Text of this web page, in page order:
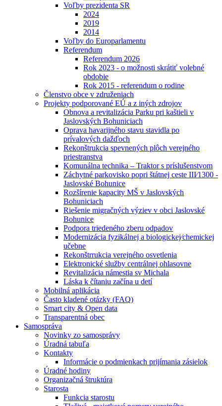
Voľby prezidenta SR
2024
2019
2014
Voľby do Europarlamentu
Referendum
Referendum 2026
Rok 2023 - o možnosti skrátiť volebné
obdobie
Rok 2015 - referendum o rodine
Členstvo obce v združeniach
Projekty podporované EÚ a z iných zdrojov
Obnova a revitalizácia Parku pri kaštieli v
Jaslovských Bohuniciach
Oprava havarijného stavu stavidla po
prívalových dažďoch
Rekonštrukcia spevnených plôch verejného
priestranstva
Komunálna technika – Traktor s príslušenstvom
Záchytné parkovisko popri štátnej ceste III⁄1300 -
Jaslovské Bohunice
Rozšírenie kapacity MŠ v Jaslovských
Bohuniciach
Riešenie migračných výziev v obci Jaslovské
Bohunice
Podpora triedeného zberu odpadov
Modernizácia fyzikálnej a biologickej⁄chemickej
učebne
Rekonštrrukcia verejného osvetlenia
Elektronické služby centrálnej ohlasovne
Revitalizácia námestia sv Michala
Láska k čítaniu začína u detí
Mobilná aplikácia
Často kladené otázky (FAQ)
Smart city & Open data
Transparentná obec
Samospráva
Novinky zo samosprávy
Úradná tabuľa
Kontakty
Informácie o podmienkach prijímania zásielok
Úradné hodiny
Organizačná štruktúra
Starosta
Funkcia starostu